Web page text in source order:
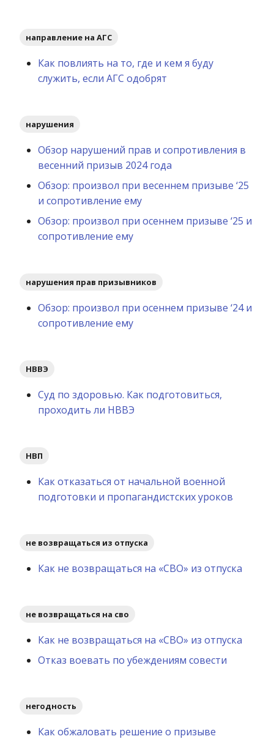
направление на АГС
Как повлиять на то, где и кем я буду
служить, если АГС одобрят
нарушения
Обзор нарушений прав и сопротивления в
весенний призыв 2024 года
Обзор: произвол при весеннем призыве ‘25
и сопротивление ему
Обзор: произвол при осеннем призыве ‘25 и
сопротивление ему
нарушения прав призывников
Обзор: произвол при осеннем призыве ‘24 и
сопротивление ему
НВВЭ
Суд по здоровью. Как подготовиться,
проходить ли НВВЭ
НВП
Как отказаться от начальной военной
подготовки и пропагандистских уроков
не возвращаться из отпуска
Как не возвращаться на «СВО» из отпуска
не возвращаться на сво
Как не возвращаться на «СВО» из отпуска
Отказ воевать по убеждениям совести
негодность
Как обжаловать решение о призыве